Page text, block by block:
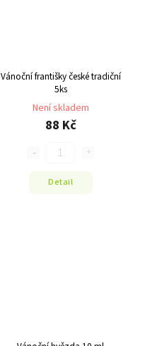
Vánoční františky české tradiční
5ks
Není skladem
88 Kč
Detail